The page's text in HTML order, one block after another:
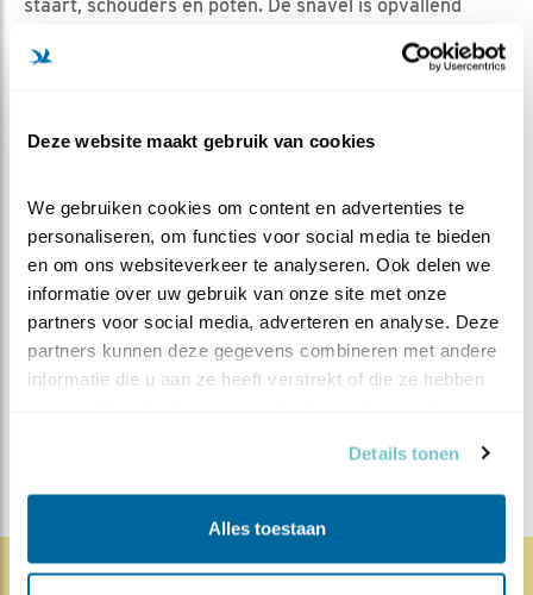
Deze website maakt gebruik van cookies
We gebruiken cookies om content en advertenties te
personaliseren, om functies voor social media te bieden
en om ons websiteverkeer te analyseren. Ook delen we
informatie over uw gebruik van onze site met onze
partners voor social media, adverteren en analyse. Deze
partners kunnen deze gegevens combineren met andere
informatie die u aan ze heeft verstrekt of die ze hebben
Details tonen
Alles toestaan
staart, schouders en poten. De snavel is opvallend
natuuronderzoeker Georg Wilhelm Steller die de soort
ook zoogdieren. De Stellers zeearend is beschermd in
kwetsbaar.
Vind ik leuk
Bewaar deze blog
MEER OVER
Zeearend
Alle Beleef de
Lente blogs